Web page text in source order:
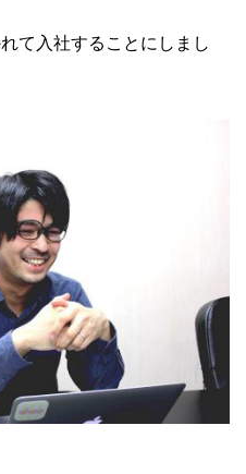
て入社することにしまし